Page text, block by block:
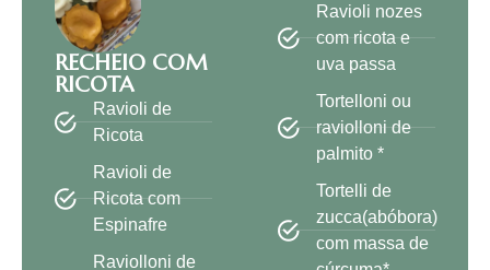
RECHEIO COM
RICOTA
Ravioli de
Ricota
Ravioli de
Ricota com
Espinafre
Raviolloni de
Ravioli nozes
com ricota e
uva passa
Tortelloni ou
raviolloni de
palmito *
Tortelli de
zucca(abóbora)
com massa de